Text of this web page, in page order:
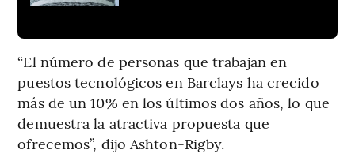
“El número de personas que trabajan en
puestos tecnológicos en Barclays ha crecido
más de un 10% en los últimos dos años, lo que
demuestra la atractiva propuesta que
ofrecemos”, dijo Ashton-Rigby.